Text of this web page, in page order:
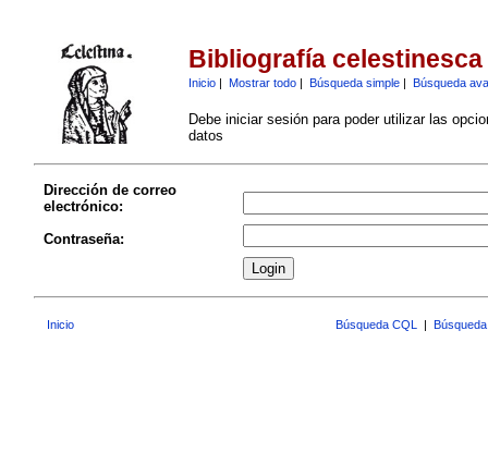
Bibliografía celestinesca
Inicio| Mostrar todo| Búsqueda simple| Búsqueda
Debe iniciar sesión para poder utilizar las
datos
Dirección de correo
electrónico:
Contraseña:
Inicio Búsqueda CQL |